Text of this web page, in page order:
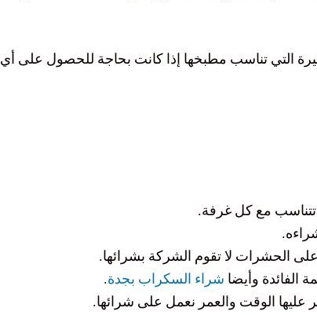
التي تناسب مطبخها إذا كانت بحاجة للحصول على أي
تتناسب مع كل غرفة.
الحشرات لا تقوم الشركة بشرائها.
الفائدة وأيضا شراء السكراب بجدة.
عليها الوقت والعمر نعمل على شرائها.